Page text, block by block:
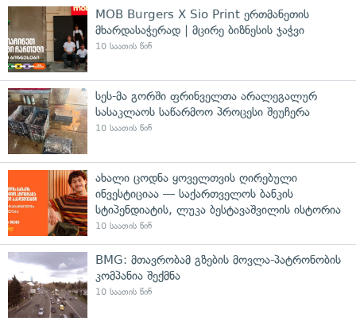
MOB Burgers X Sio Print ერთმანეთის
მხარდასაჭერად | მცირე ბიზნესის ჯაჭვი
10 საათის წინ
სეს-მა გორში ფრინველთა არალეგალურ
სასაკლაოს საწარმოო პროცესი შეუჩერა
10 საათის წინ
ახალი ცოდნა ყოველთვის ღირებული
ინვესტიციაა — საქართველოს ბანკის
სტიპენდიატის, ლუკა ბესტავაშვილის ისტორია
10 საათის წინ
BMG: მთავრობამ გზების მოვლა-პატრონობის
კომპანია შექმნა
10 საათის წინ